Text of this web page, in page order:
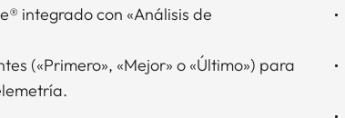
integrado con «Análisis de
(«Primero», «Mejor» o «Último») para